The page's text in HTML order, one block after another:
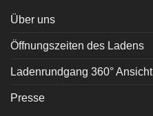
Über uns
Öffnungszeiten des Ladens
Ladenrundgang 360° Ansicht
Presse